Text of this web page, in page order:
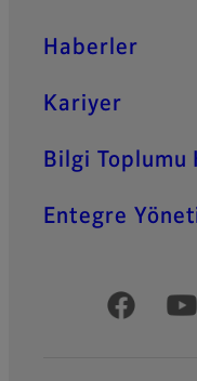
Haberler
Kariyer
Bilgi Toplumu
Entegre
Resmi Sosyal